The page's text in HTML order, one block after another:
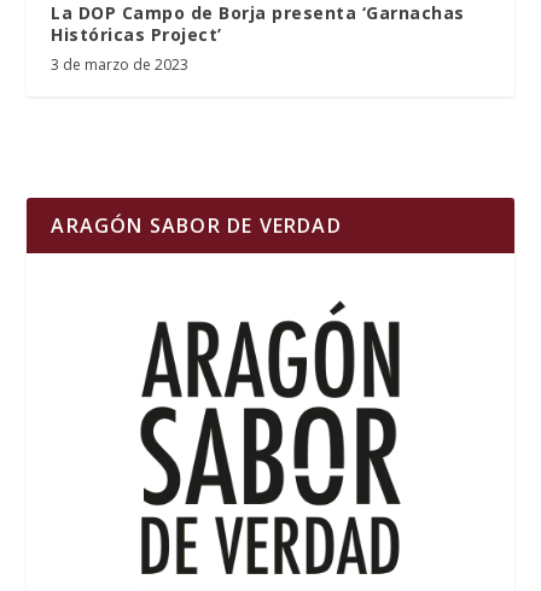
La DOP Campo de Borja presenta ‘Garnachas
Históricas Project’
3 de marzo de 2023
ARAGÓN SABOR DE VERDAD